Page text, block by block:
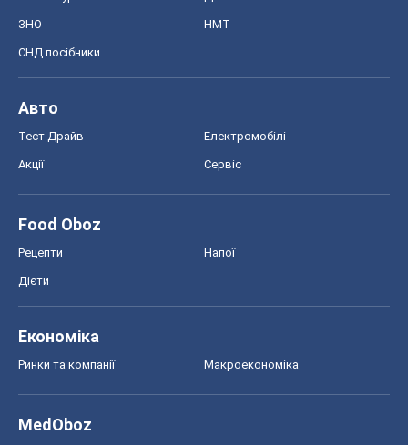
ЗНО НМТ
СНД посібники
Авто
Тест Драйв Електромобілі
Акції Сервіс
Food Oboz
Рецепти Напої
Дієти
Економіка
Ринки та компанії Макроекономіка
MedOboz